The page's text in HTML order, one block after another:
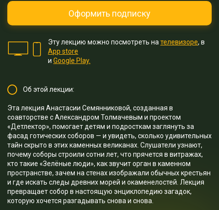
Оформить подписку
Эту лекцию можно посмотреть на телевизоре, в
App store
и Google Play.
Об этой лекции:
Эта лекция Анастасии Семянниковой, созданная в
соавторстве с Александром Толмачевым и проектом
«Детлектор», помогает детям и подросткам заглянуть за
фасад готических соборов — и увидеть, сколько удивительных
тайн скрыто в этих каменных великанах. Слушатели узнают,
почему соборы строили сотни лет, что прячется в витражах,
кто такие «Зелёные люди», как звучит орган в каменном
пространстве, зачем на стенах изображали обычных крестьян
и где искать следы древних морей и окаменелостей. Лекция
превращает собор в настоящую энциклопедию загадок,
которую хочется разгадывать снова и снова.